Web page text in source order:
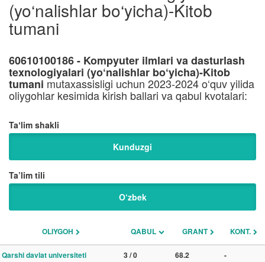
(yo‘nalishlar bo‘yicha)-Kitob
tumani
60610100186 - Kompyuter ilmlari va dasturlash
texnologiyalari (yo‘nalishlar bo‘yicha)-Kitob
tumani mutaxassisligi uchun 2023-2024 o‘quv yilida
oliygohlar kesimida kirish ballari va qabul kvotalari:
Taʼlim shakli
Kunduzgi
Ta’lim tili
O‘zbek
OLIYGOH QABUL GRANT KONT.
Qarshi davlat universiteti 3 / 0 68.2 -